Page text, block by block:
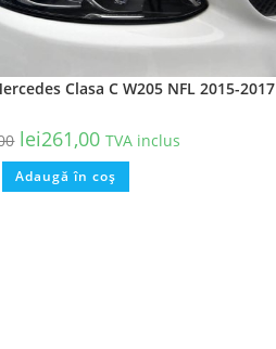
Clasa C W205 NFL 2015-2017
lei261,00 TVA inclus
Adaugă în coș